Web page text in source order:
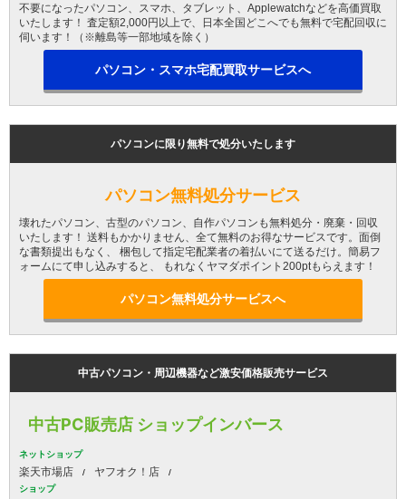
不要になったパソコン、スマホ、タブレット、Applewatchなどを高価買取
いたします！ 査定額2,000円以上で、日本全国どこへでも無料で宅配回収に
伺います！（※離島等一部地域を除く）
パソコン・スマホ宅配買取サービスへ
パソコンに限り無料で処分いたします
パソコン無料処分サービス
壊れたパソコン、古型のパソコン、自作パソコンも無料処分・廃棄・回収
いたします！ 送料もかかりません、全て無料のお得なサービスです。面倒
な書類提出もなく、 梱包して指定宅配業者の着払いにて送るだけ。簡易フ
ォームにて申し込みすると、 もれなくヤマダポイント200ptもらえます！
パソコン無料処分サービスへ
中古パソコン・周辺機器など激安価格販売サービス
中古PC販売店 ショップインバース
ネットショップ
楽天市場店 ヤフオク！店
ショップ